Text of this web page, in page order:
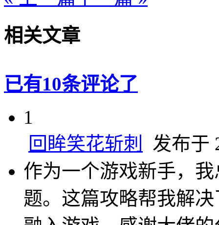
相关文章
已有10条评论了
1
回眸笑花斩刺
发布于
作为一个游戏新手，
题。这篇攻略帮我解